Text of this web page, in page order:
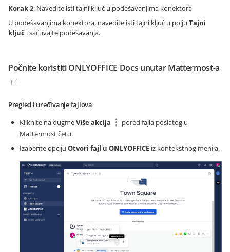
Korak 2: Navedite isti tajni ključ u podešavanjima konektora
U podešavanjima konektora, navedite isti tajni ključ u polju Tajni
ključ i sačuvajte podešavanja.
Počnite koristiti ONLYOFFICE Docs unutar Mattermost-a
Pregled i uređivanje fajlova
Kliknite na dugmeViše akcija
pored fajla poslatog u
Mattermost četu.
Izaberite opciju Otvori fajl u ONLYOFFICE iz kontekstnog menija.